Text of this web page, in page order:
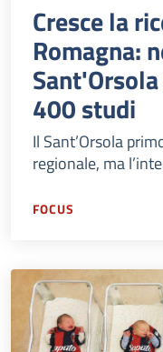
Cresce la
Romagna:
400 studi
Il Sant’Orsola
regionale, ma
precisione.
FOCUS